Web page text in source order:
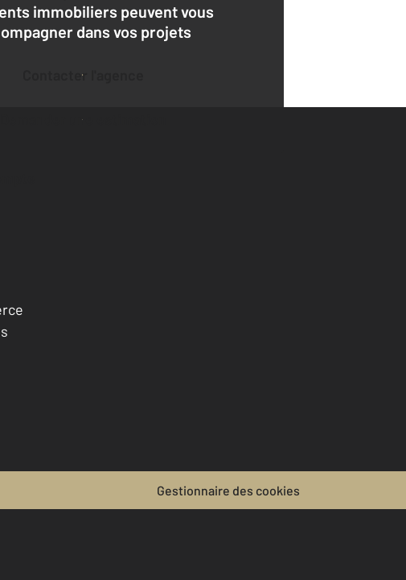
immobiliers peuvent vous
dans vos projets
Contacter l'agence
Demander une estimation
Gestionnaire des cookies